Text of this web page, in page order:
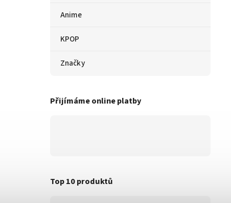
Anime
KPOP
Značky
Přijímáme online platby
Top 10 produktů